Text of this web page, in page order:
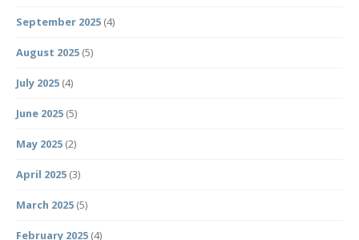
September 2025 (4)
August 2025 (5)
July 2025 (4)
June 2025 (5)
May 2025 (2)
April 2025 (3)
March 2025 (5)
February 2025 (4)